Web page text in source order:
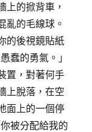
上的掀背車，
亂的毛線球。
的後視鏡貼紙
的勇氣。」
置，對著何手
上脫落，在空
面上的一個停
被分配給我的